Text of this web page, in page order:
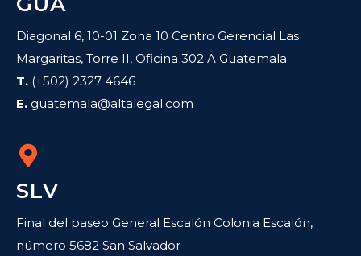
Diagonal 6, 10-01 Zona 10 Centro Gerencial Las
Margaritas, Torre II, Oficina 302 A Guatemala
T. (+502) 2327 4646
E. guatemala@altalegal.com
SLV
Final del paseo General Escalón Colonia Escalón,
número 5682 San Salvador